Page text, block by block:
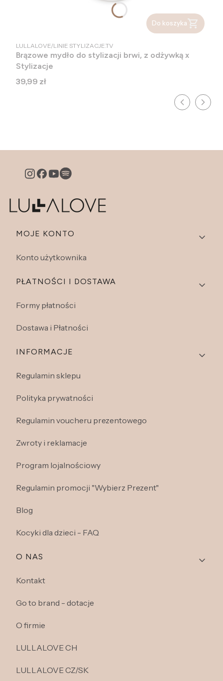
Do koszyka
PRODUCENT
LULLALOVE/LINIE STYLIZACJE.TV
Brązowe mydło do stylizacji brwi, z odżywką x
Stylizacje
Cena
39,99 zł
Linki w stopce
MOJE KONTO
Konto użytkownika
PŁATNOŚCI I DOSTAWA
Formy płatności
Dostawa i Płatności
INFORMACJE
Regulamin sklepu
Polityka prywatności
Regulamin voucheru prezentowego
Zwroty i reklamacje
Program lojalnościowy
Regulamin promocji "Wybierz Prezent"
Blog
Kocyki dla dzieci - FAQ
O NAS
Kontakt
Go to brand - dotacje
O firmie
LULLALOVE CH
LULLALOVE CZ/SK